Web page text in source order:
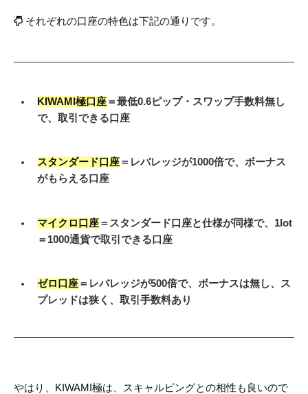
それぞれの口座の特色は下記の通りです。
KIWAMI極口座＝最低0.6ピップ・スワップ手数料無し
で、取引できる口座
スタンダード口座＝レバレッジが1000倍で、ボーナス
がもらえる口座
マイクロ口座＝スタンダード口座と仕様が同様で、1lot
＝1000通貨で取引できる口座
ゼロ口座＝レバレッジが500倍で、ボーナスは無し、ス
プレッドは狭く、取引手数料あり
やはり、KIWAMI極は、スキャルピングとの相性も良いので